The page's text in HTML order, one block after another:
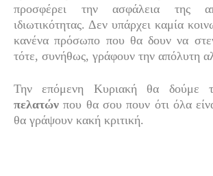
προσφέρει την ασφάλεια της
ιδιωτικότητας. Δεν υπάρχει καμία
κανένα πρόσωπο που θα δουν να
τότε, συνήθως, γράφουν την απόλυτη
Την επόμενη Κυριακή θα δούμε
πελατών που θα σου πουν ότι όλα
θα γράψουν κακή κριτική.